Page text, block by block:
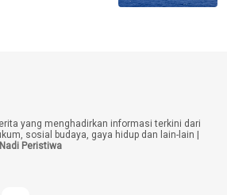
yang menghadirkan informasi terkini dari
sosial budaya, gaya hidup dan lain-lain |
Peristiwa